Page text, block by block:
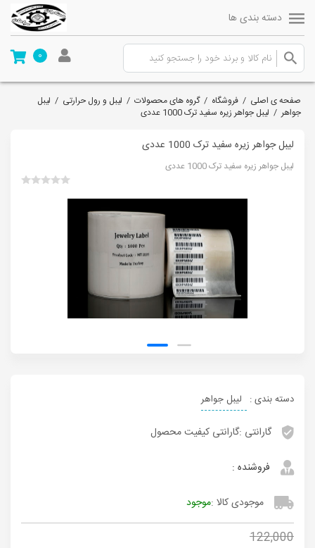
دسته بندی ها
0
صفحه ی اصلی / فروشگاه /گروه های محصولات / لیبل و رول حرارتی / لیبل
جواهر/ لیبل جواهر زیره سفید ترک 1000 عددی
لیبل جواهر زیره سفید ترک 1000 عددی
لیبل جواهر زیره سفید ترک 1000 عددی
دسته بندی : لیبل جواهر
گارانتی :گارانتی کیفیت محصول
فروشنده :
موجودی کالا :موجود
122,000